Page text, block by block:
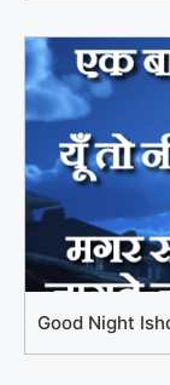
Good Night